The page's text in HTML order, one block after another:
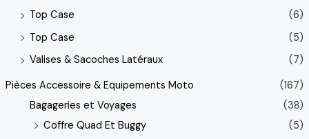
Top Case
(6)
Top Case
(5)
Valises & Sacoches Latéraux
(7)
Pièces Accessoire & Equipements Moto
(167)
Bagageries et Voyages
(38)
Coffre Quad Et Buggy
(5)